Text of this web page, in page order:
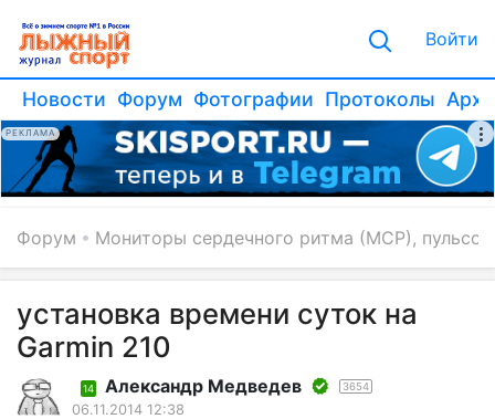
Войти
Новости Форум Фотографии Протоколы
РЕКЛАМА
Форум Мониторы сердечного ритма (МСР),
установка времени суток на
Garmin 210
14 Александр Медведев 3654
06.11.2014 12:38